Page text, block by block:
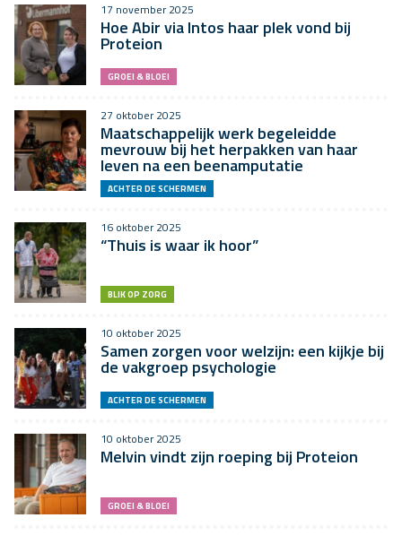
17 november 2025
Hoe Abir via Intos haar plek vond bij
Proteion
GROEI & BLOEI
27 oktober 2025
Maatschappelijk werk begeleidde
mevrouw bij het herpakken van haar
leven na een beenamputatie
ACHTER DE SCHERMEN
16 oktober 2025
“Thuis is waar ik hoor”
BLIK OP ZORG
10 oktober 2025
Samen zorgen voor welzijn: een kijkje bij
de vakgroep psychologie
ACHTER DE SCHERMEN
10 oktober 2025
Melvin vindt zijn roeping bij Proteion
GROEI & BLOEI